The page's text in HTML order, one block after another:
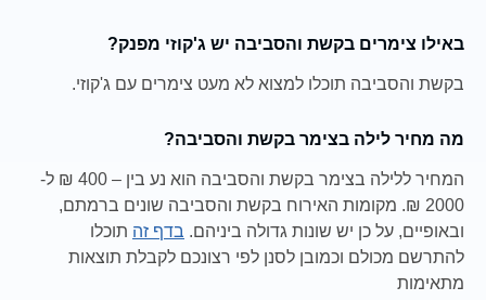
באילו צימרים בקשת והסביבה יש ג'קוזי מפנק?
בקשת והסביבה תוכלו למצוא לא מעט צימרים עם ג'קוזי.
מה מחיר לילה בצימר בקשת והסביבה?
המחיר ללילה בצימר בקשת והסביבה הוא נע בין – 400 ₪ ל-
2000 ₪. מקומות האירוח בקשת והסביבה שונים ברמתם,
ובאופיים, על כן יש שונות גדולה ביניהם. בדף זה תוכלו
להתרשם מכולם וכמובן לסנן לפי רצונכם לקבלת תוצאות
מתאימות